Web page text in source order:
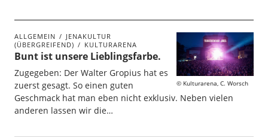
Kulturarena, C. Worsch
ALLGEMEIN
JENAKULTUR
(ÜBERGREIFEND)
KULTURARENA
Bunt ist unsere Lieblingsfarbe.
Zugegeben: Der Walter Gropius hat es
zuerst gesagt. So einen guten
Geschmack hat man eben nicht exklusiv. Neben vielen
anderen lassen wir die…